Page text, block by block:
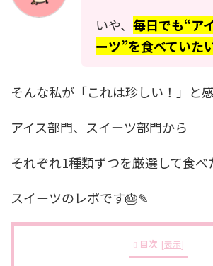
いや、 毎日でも“ア
ーツ”を食べていた
そんな私が「これは珍しい！」と
アイス部門、スイーツ部門から
それぞれ1種類ずつを厳選して食べ
スイーツのレポです🎂✎
目次 [表示]